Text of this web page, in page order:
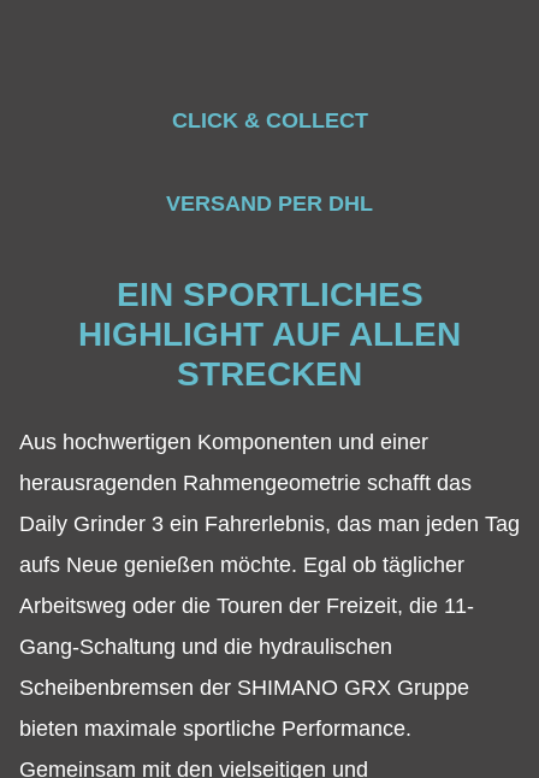
CLICK & COLLECT
VERSAND PER DHL
EIN SPORTLICHES
HIGHLIGHT AUF ALLEN
STRECKEN
Aus hochwertigen Komponenten und einer
herausragenden Rahmengeometrie schafft das
Daily Grinder 3 ein Fahrerlebnis, das man jeden Tag
aufs Neue genießen möchte. Egal ob täglicher
Arbeitsweg oder die Touren der Freizeit, die 11-
Gang-Schaltung und die hydraulischen
Scheibenbremsen der SHIMANO GRX Gruppe
bieten maximale sportliche Performance.
Gemeinsam mit den vielseitigen und